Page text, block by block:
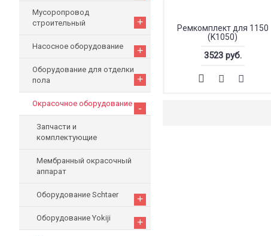
Мусоропровод
строительный
+
Насосное оборудование +
Оборудование для отделки
пола
+
Окрасочное оборудование -
Запчасти и
комплектующие
Мембранный окрасочный
аппарат
Оборудование Schtaer +
Оборудование Yokiji +
Ремкомплект для 1150
(K1050)
3523 руб.